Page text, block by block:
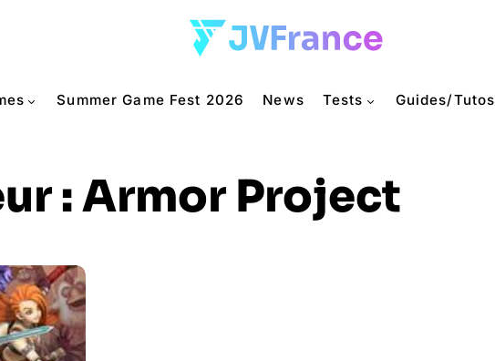
Summer Game Fest 2026 News Tests Guides/Tutos
:Armor Project